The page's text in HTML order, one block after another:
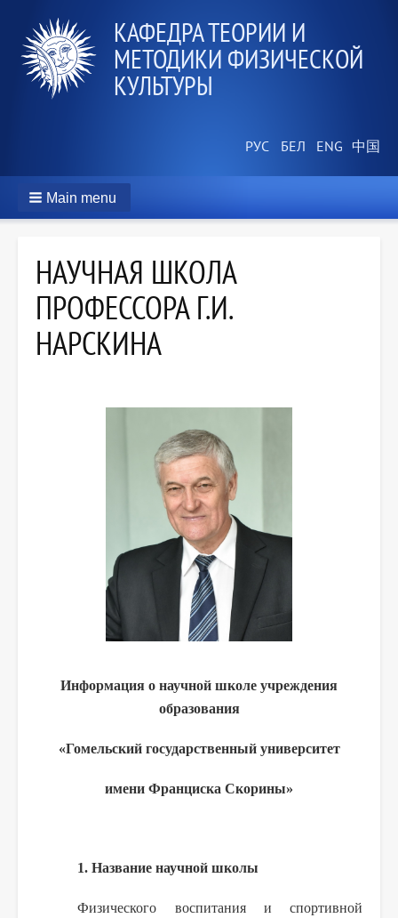
КАФЕДРА ТЕОРИИ И
МЕТОДИКИ ФИЗИЧЕСКОЙ
КУЛЬТУРЫ
Main menu
НАУЧНАЯ ШКОЛА
ПРОФЕССОРА Г.И.
НАРСКИНА
Информация о научной школе учреждения
образования
«Гомельский государственный университет
имени Франциска Скорины»
1. Название научной школы
Физического воспитания и спортивной